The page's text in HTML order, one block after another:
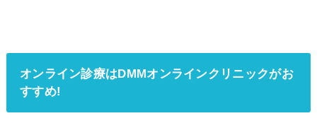
オンライン診療はDMMオンラインクリニックがお
すすめ!